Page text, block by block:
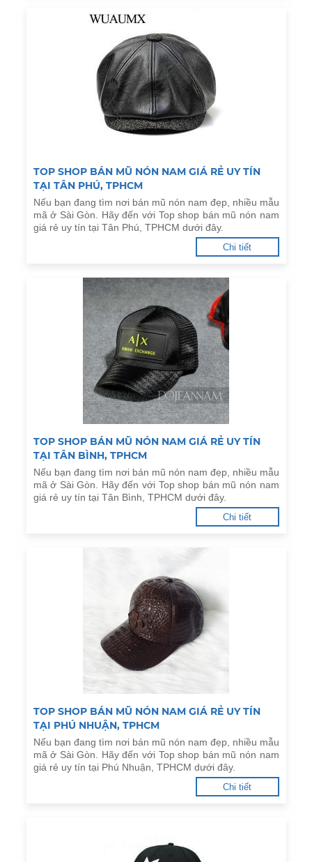
TOP SHOP BÁN MŨ NÓN NAM GIÁ RẺ UY TÍN
TẠI TÂN PHÚ, TPHCM
Nếu bạn đang tìm nơi bán mũ nón nam đẹp, nhiều mẫu
mã ở Sài Gòn. Hãy đến với Top shop bán mũ nón nam
giá rẻ uy tín tại Tân Phú, TPHCM dưới đây.
Chi tiết
TOP SHOP BÁN MŨ NÓN NAM GIÁ RẺ UY TÍN
TẠI TÂN BÌNH, TPHCM
Nếu bạn đang tìm nơi bán mũ nón nam đẹp, nhiều mẫu
mã ở Sài Gòn. Hãy đến với Top shop bán mũ nón nam
giá rẻ uy tín tại Tân Bình, TPHCM dưới đây.
Chi tiết
TOP SHOP BÁN MŨ NÓN NAM GIÁ RẺ UY TÍN
TẠI PHÚ NHUẬN, TPHCM
Nếu bạn đang tìm nơi bán mũ nón nam đẹp, nhiều mẫu
mã ở Sài Gòn. Hãy đến với Top shop bán mũ nón nam
giá rẻ uy tín tại Phú Nhuận, TPHCM dưới đây.
Chi tiết